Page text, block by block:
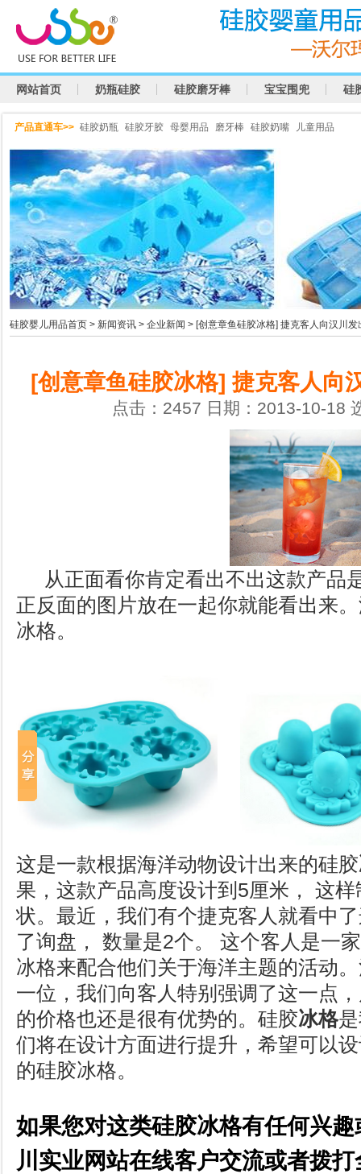
网站首页 奶瓶硅胶 硅胶磨牙棒 宝宝围兜 硅
产品直通车>> 硅胶奶瓶 硅胶牙胶 母婴用品 磨牙棒 硅胶奶嘴 儿童用品
硅胶婴儿用品首页 > 新闻资讯 > 企业新闻 > [创意章鱼硅胶冰格] 捷克客人向汉川
[创意章鱼硅胶冰格] 捷克客人向
点击：2457 日期：2013-10-18
从正面看你肯定看出不出这款产品
正反面的图片放在一起你就能看出来
冰格。
这是一款根据海洋动物设计出来的硅胶
果，这款产品高度设计到5厘米， 这
状。最近，我们有个捷克客人就看中
了询盘， 数量是2个。 这个客人是一
冰格来配合他们关于海洋主题的活动
一位，我们向客人特别强调了这一点
的价格也还是很有优势的。硅胶冰格
们将在设计方面进行提升，希望可以
的硅胶冰格。
如果您对这类硅胶冰格有任何兴
川实业网站在线客户交流或者拨